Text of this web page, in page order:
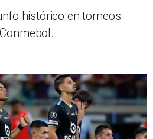
histórico en torneos